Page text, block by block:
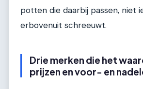
potten die daarbij passen, niet
erbovenuit schreeuwt.
Drie merken die het
prijzen en voor- en